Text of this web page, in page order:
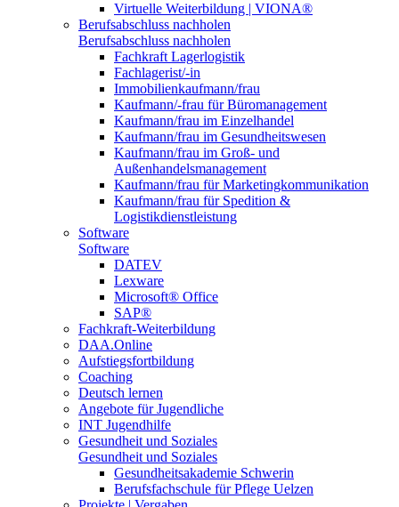
Virtuelle Weiterbildung | VIONA®
Berufsabschluss nachholen
Berufsabschluss nachholen
Fachkraft Lagerlogistik
Fachlagerist/-in
Immobilienkaufmann/frau
Kaufmann/-frau für Büromanagement
Kaufmann/frau im Einzelhandel
Kaufmann/frau im Gesundheitswesen
Kaufmann/frau im Groß- und
Außenhandelsmanagement
Kaufmann/frau für Marketingkommunikation
Kaufmann/frau für Spedition &
Logistikdienstleistung
Software
Software
DATEV
Lexware
Microsoft® Office
SAP®
Fachkraft-Weiterbildung
DAA.Online
Aufstiegsfortbildung
Coaching
Deutsch lernen
Angebote für Jugendliche
INT Jugendhilfe
Gesundheit und Soziales
Gesundheit und Soziales
Gesundheitsakademie Schwerin
Berufsfachschule für Pflege Uelzen